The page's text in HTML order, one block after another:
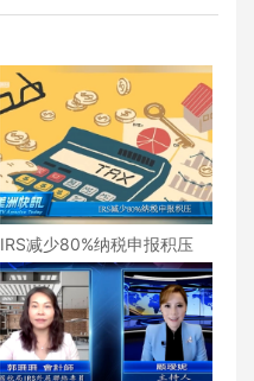
IRS减少80%纳税申报积压